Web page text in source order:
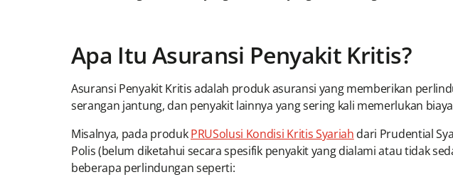
Apa Itu Asuransi Penyakit Kritis?
Asuransi Penyakit Kritis adalah produk asuransi yang memberikan
serangan jantung, dan penyakit lainnya yang sering kali memerlukan
Misalnya, pada produkPRUSolusi Kondisi Kritis Syariah dari Prudential
Polis (belum diketahui secara spesifik penyakit yang dialami atau tidak
beberapa perlindungan seperti: